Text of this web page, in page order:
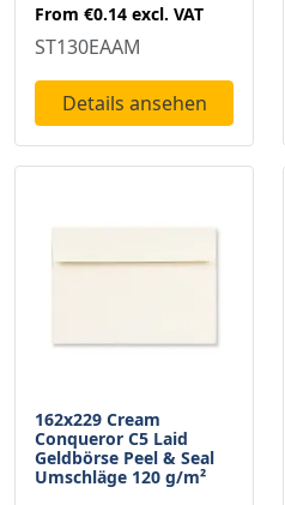
From €0.14 excl. VAT
ST130EAAM
Details ansehen
162x229 Cream
Conqueror C5 Laid
Geldbörse Peel & Seal
Umschläge 120 g/m²